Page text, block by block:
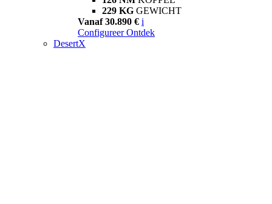
229 KG GEWICHT
Vanaf 30.890 € i
Configureer Ontdek
DesertX